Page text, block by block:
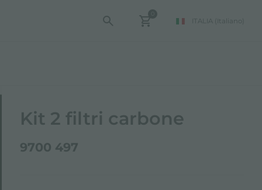
ITALIA (Italiano)
Kit 2 filtri carbone
9700 497